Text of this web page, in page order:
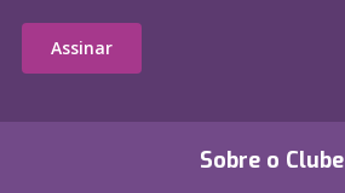
Sobre o Clube
Assinar